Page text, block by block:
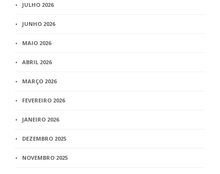
JULHO 2026
JUNHO 2026
MAIO 2026
ABRIL 2026
MARÇO 2026
FEVEREIRO 2026
JANEIRO 2026
DEZEMBRO 2025
NOVEMBRO 2025